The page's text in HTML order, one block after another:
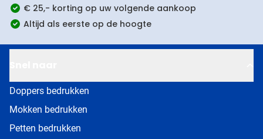
€ 25,- korting op uw volgende aankoop
Altijd als eerste op de hoogte
Doppers bedrukken
Mokken bedrukken
Petten bedrukken